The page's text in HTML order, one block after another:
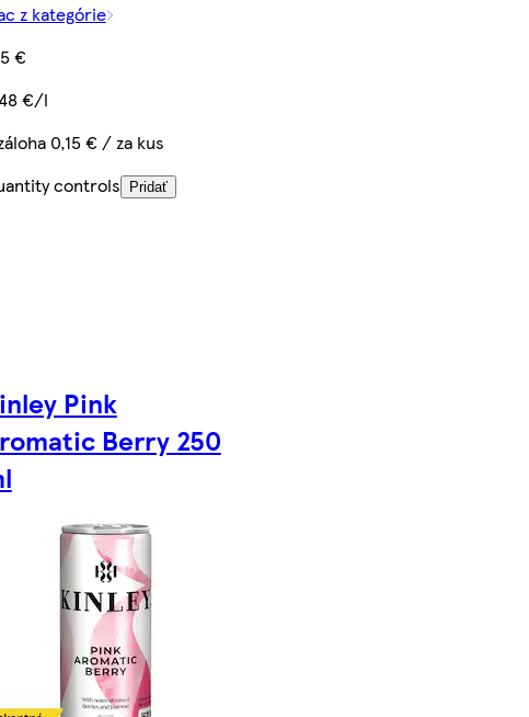
z kategórie
€
€/l
0,15 € / za kus
controls
Pridať
Pink
Berry 250